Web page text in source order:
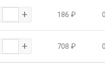
+ 186 ₽
+ 708 ₽